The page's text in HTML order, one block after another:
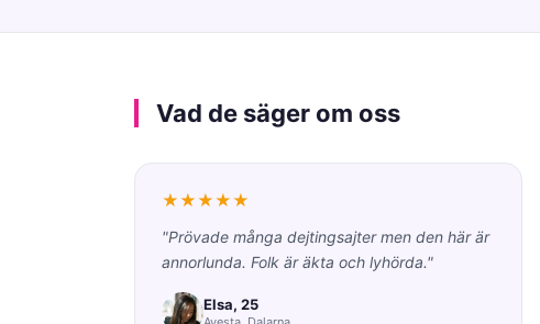
Vad de säger om oss
★★★★★
"Prövade många dejtingsajter men den här är
annorlunda. Folk är äkta och lyhörda."
Elsa, 25